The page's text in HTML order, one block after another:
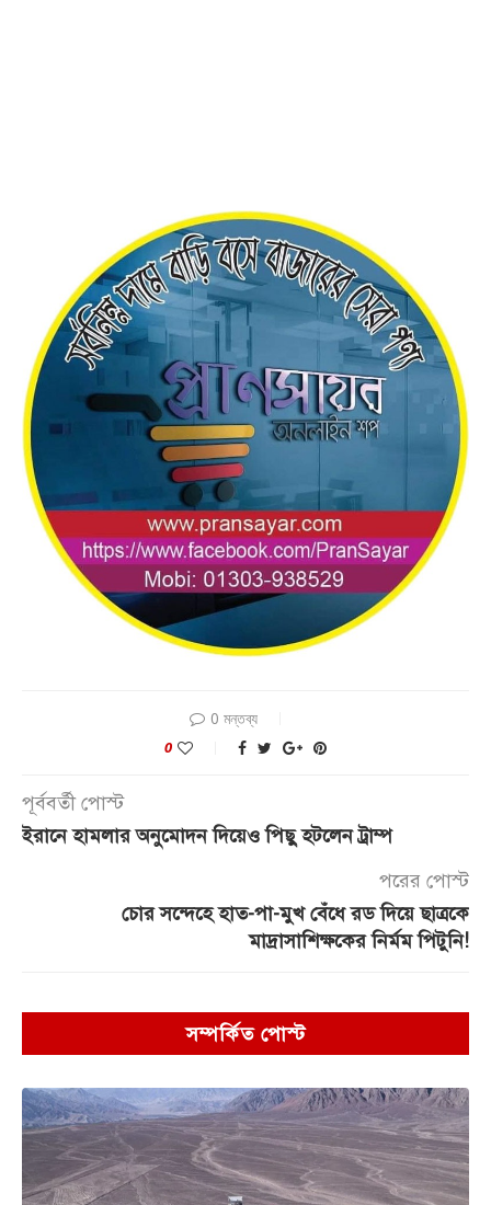
0 মন্তব্য
0
পূর্ববর্তী পোস্ট
ইরানে হামলার অনুমোদন দিয়েও পিছু হটলেন ট্রাম্প
পরের পোস্ট
চোর সন্দেহে হাত-পা-মুখ বেঁধে রড দিয়ে ছাত্রকে
মাদ্রাসাশিক্ষকের নির্মম পিটুনি!
সম্পর্কিত পোস্ট